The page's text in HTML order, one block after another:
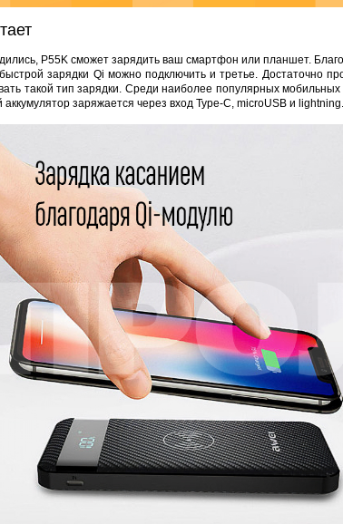
P55K сможет зарядить ваш смартфон или планшет.
зарядки Qi можно подключить и третье. Достаточно
такой тип зарядки. Среди наиболее популярных
заряжается через вход Type-C, microUSB и lightning.